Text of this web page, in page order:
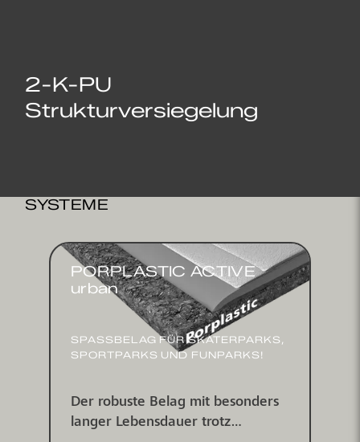
2-K-PU
Strukturversiegelung
SYSTEME
PORPLASTIC ACTIVE
urban
SPASSBELAG FÜR SKATER­PARKS, S
PORT­PARKS UND FUN­PARKS!
Der robuste Belag mit besonders
langer Lebens­dauer trotz